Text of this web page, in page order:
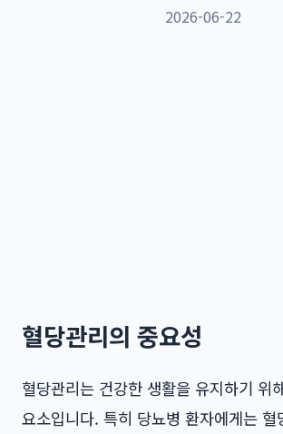
2026-06-22
혈당관리의 중요성
혈당관리는 건강한 생활을 유지하기 위
요소입니다. 특히 당뇨병 환자에게는 혈